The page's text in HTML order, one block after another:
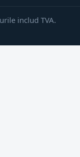
includ TVA.